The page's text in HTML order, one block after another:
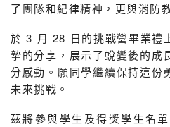
了團隊和紀律精神，更與消防
於 3 月 28 日的挑戰營畢業禮
摯的分享，展示了蛻變後的成
分感動。願同學繼續保持這份
未來挑戰。
茲將參與學生及得獎學生名